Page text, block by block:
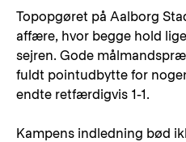
Topopgøret på Aalborg
affære, hvor begge hold
sejren. Gode
fuldt pointudbytte for
endte retfærdigvis 1-1.
Kampens indledning bød